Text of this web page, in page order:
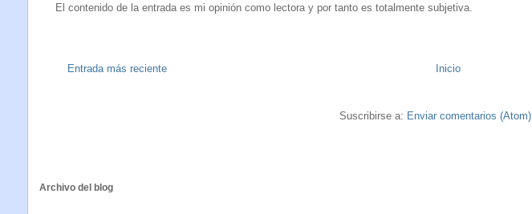
El contenido de la entrada es mi opinión como lectora y por tanto es totalmente subjetiva.
Entrada más reciente Inicio
Suscribirse a: Enviar comentarios (Atom)
Archivo del blog